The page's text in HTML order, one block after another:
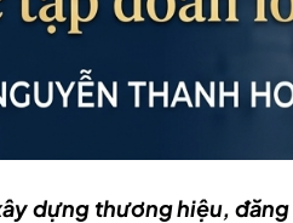
dựng thương hiệu,